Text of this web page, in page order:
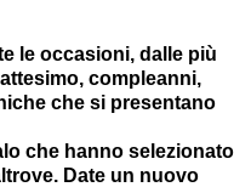
le occasioni, dalle più
compleanni,
che si presentano
che hanno selezionato
Date un nuovo